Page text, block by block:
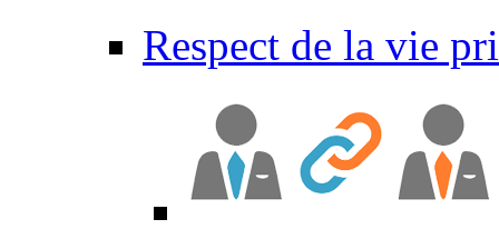
Respect de la vie